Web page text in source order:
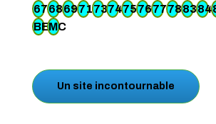
676869717374757677788384
BEMC
Un site incontournable